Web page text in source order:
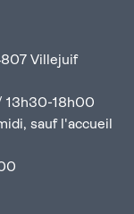
Villejuif
13h30-18h00
sauf l'accueil